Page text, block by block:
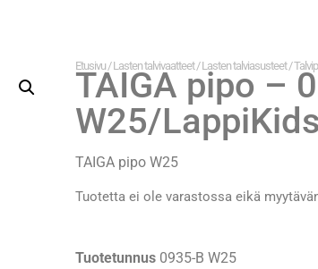
Etusivu /Lasten talvivaatteet/Lasten talviasusteet/
TAIGA pipo –
W25/
TAIGA pipo W25
Tuotetta ei ole varastossa eikä
Tuotetunnus 0935-B W25